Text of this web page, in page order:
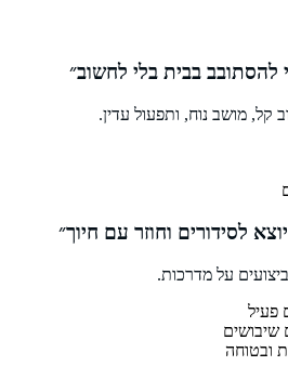
בבית בלי לחשוב״
קל, מושב נוח, ותפעול עדין.
לסידורים וחוזר עם חיוך״
על מדרכות.
פעיל
שיבושים
ובטוחה